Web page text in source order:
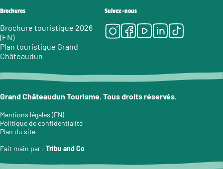
Brochures
Brochure touristique 2026
(EN)
Plan touristique Grand
Châteaudun
Suivez-nous
Instagram
Facebook
Youtube
LinkedIn
Tiktok
Grand Châteaudun Tourisme. Tous droits réservés.
Mentions légales (EN)
Politique de confidentialité
Plan du site
Fait main par : Tribu and Co